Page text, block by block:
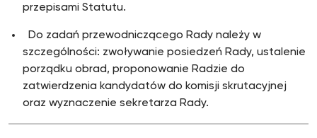
przepisami Statutu.
Do zadań przewodniczącego Rady należy w
szczególności: zwoływanie posiedzeń Rady, ustalenie
porządku obrad, proponowanie Radzie do
zatwierdzenia kandydatów do komisji skrutacyjnej
oraz wyznaczenie sekretarza Rady.